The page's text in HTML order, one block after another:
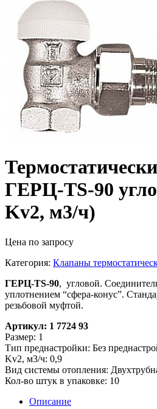
ГЕРЦ-TS-90
Kv2, м3/ч)
Цена по запросу
Категория: Клапаны
ГЕРЦ-TS-90, угловой.
уплотнением “сфера-конус”.
резьбовой муфтой.
Артикул: 1 7724 93
Размер: 1
Тип преднастройки: Без
Kv2, м3/ч: 0,9
Вид системы отопления:
Кол-во штук в упаковке: 10
Описание